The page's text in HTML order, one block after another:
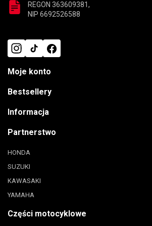
REGON 363609381,
NIP 6692526588
Moje konto
Bestsellery
Informacja
Partnerstwo
HONDA
SUZUKI
KAWASAKI
YAMAHA
Części motocyklowe